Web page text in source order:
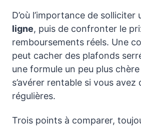
D’où l’importance de solliciter
ligne, puis de confronter le
remboursements réels. Une
peut cacher des plafonds
une formule un peu plus
s’avérer rentable si vous avez
régulières.
Trois points à comparer,